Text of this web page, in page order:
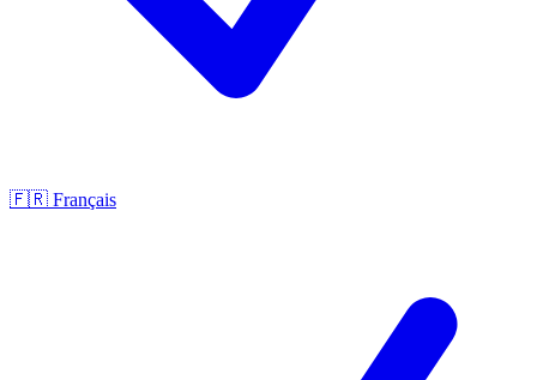
🇫🇷 Français